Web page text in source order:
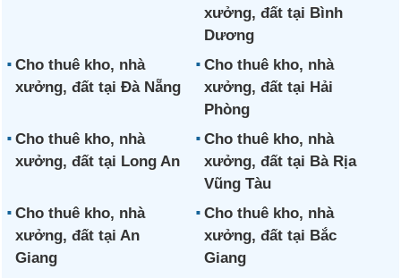
xưởng, đất tại Bình
Dương
Cho thuê kho, nhà
xưởng, đất tại Đà Nẵng
Cho thuê kho, nhà
xưởng, đất tại Hải
Phòng
Cho thuê kho, nhà
xưởng, đất tại Long An
Cho thuê kho, nhà
xưởng, đất tại Bà Rịa
Vũng Tàu
Cho thuê kho, nhà
xưởng, đất tại An
Giang
Cho thuê kho, nhà
xưởng, đất tại Bắc
Giang